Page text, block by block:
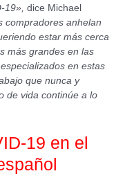
19», dice Michael
compradores anhelan
estar más cerca
más grandes en las
en estas
que nunca y
de vida continúe a lo
19 en el